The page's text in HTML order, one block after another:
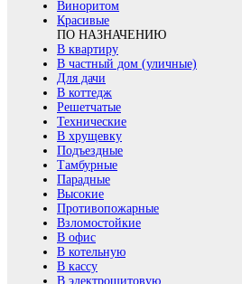
Виноритом
Красивые
ПО НАЗНАЧЕНИЮ
В квартиру
В частный дом (уличные)
Для дачи
В коттедж
Решетчатые
Технические
В хрущевку
Подъездные
Тамбурные
Парадные
Высокие
Противопожарные
Взломостойкие
В офис
В котельную
В кассу
В электрощитовую